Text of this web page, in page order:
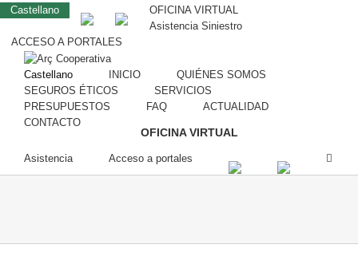
Castellano
OFICINA VIRTUAL
Asistencia Siniestro
ACCESO A PORTALES
Castellano INICIO
QUIÉNES SOMOS
SEGUROS ÉTICOS
SERVICIOS
PRESUPUESTOS
FAQ
ACTUALIDAD
CONTACTO
OFICINA VIRTUAL
Asistencia Acceso a portales